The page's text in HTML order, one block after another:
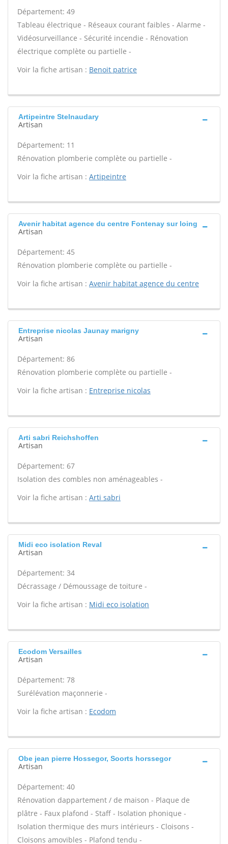
Département: 49
Tableau électrique - Réseaux courant faibles - Alarme -
Vidéosurveillance - Sécurité incendie - Rénovation
électrique complète ou partielle -
Voir la fiche artisan : Benoit patrice
Artipeintre Stelnaudary
Artisan
Département: 11
Rénovation plomberie complète ou partielle -
Voir la fiche artisan : Artipeintre
Avenir habitat agence du centre Fontenay sur loing
Artisan
Département: 45
Rénovation plomberie complète ou partielle -
Voir la fiche artisan : Avenir habitat agence du centre
Entreprise nicolas Jaunay marigny
Artisan
Département: 86
Rénovation plomberie complète ou partielle -
Voir la fiche artisan : Entreprise nicolas
Arti sabri Reichshoffen
Artisan
Département: 67
Isolation des combles non aménageables -
Voir la fiche artisan : Arti sabri
Midi eco isolation Reval
Artisan
Département: 34
Décrassage / Démoussage de toiture -
Voir la fiche artisan : Midi eco isolation
Ecodom Versailles
Artisan
Département: 78
Surélévation maçonnerie -
Voir la fiche artisan : Ecodom
Obe jean pierre Hossegor, Soorts horssegor
Artisan
Département: 40
Rénovation dappartement / de maison - Plaque de
plâtre - Faux plafond - Staff - Isolation phonique -
Isolation thermique des murs intérieurs - Cloisons -
Cloisons amovibles - Plafond tendu -